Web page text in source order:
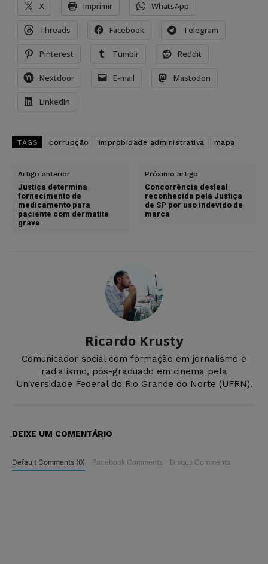
X Imprimir WhatsApp
Threads Facebook Telegram
Pinterest Tumblr Reddit
Nextdoor E-mail Mastodon
LinkedIn
TAGS corrupção improbidade administrativa mapa
Artigo anterior
Justiça determina
fornecimento de
medicamento para
paciente com dermatite
grave
Próximo artigo
Concorrência desleal
reconhecida pela Justiça
de SP por uso indevido de
marca
Ricardo Krusty
Comunicador social com formação em jornalismo e
radialismo, pós-graduado em cinema pela
Universidade Federal do Rio Grande do Norte (UFRN).
DEIXE UM COMENTÁRIO
Default Comments (0) Facebook Comments Disqus Comments